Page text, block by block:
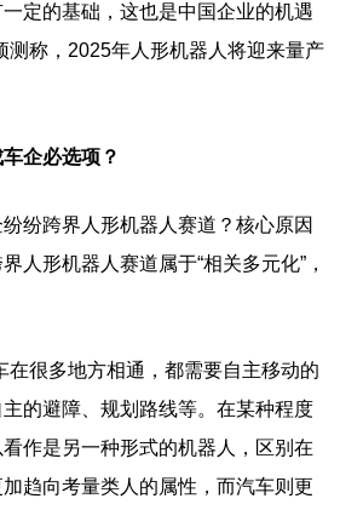
定的基础，这也是中国企业的机遇
测称，2025年人形机器人将迎来量产
企必选项？
跨界人形机器人赛道？核心原因
人形机器人赛道属于“相关多元化”，
很多地方相通，都需要自主移动的
的避障、规划路线等。在某种程度
看作是另一种形式的机器人，区别在
趋向考量类人的属性，而汽车则更